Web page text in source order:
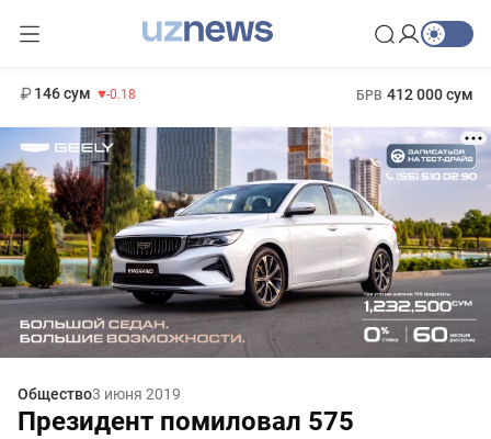
146 сум -0.18 БРВ 412 000 сум
Общество3 июня 2019
Президент помиловал 575